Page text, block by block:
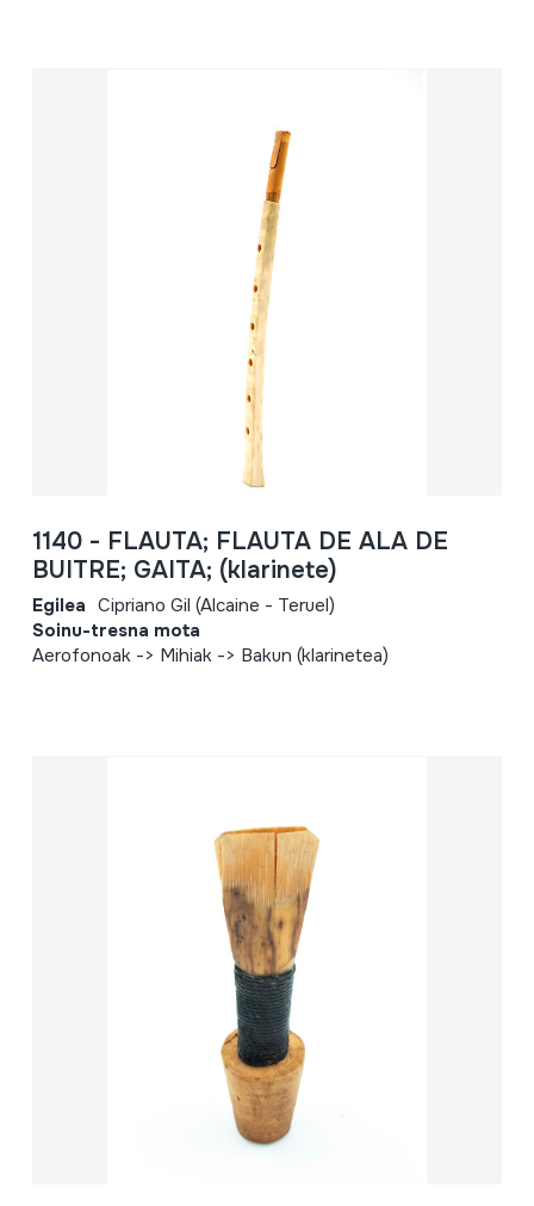
1140 - FLAUTA; FLAUTA DE ALA DE
BUITRE; GAITA; (klarinete)
Egilea Cipriano Gil (Alcaine - Teruel)
Soinu-tresna mota
Aerofonoak -> Mihiak -> Bakun (klarinetea)